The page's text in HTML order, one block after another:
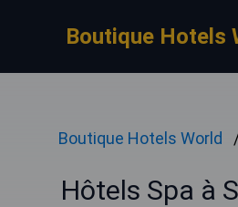
Boutique Hotels
Boutique Hotels World
Hôtels Spa à